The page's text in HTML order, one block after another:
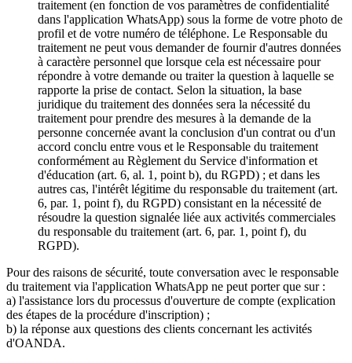
traitement (en fonction de vos paramètres de confidentialité
dans l'application WhatsApp) sous la forme de votre photo de
profil et de votre numéro de téléphone. Le Responsable du
traitement ne peut vous demander de fournir d'autres données
à caractère personnel que lorsque cela est nécessaire pour
répondre à votre demande ou traiter la question à laquelle se
rapporte la prise de contact. Selon la situation, la base
juridique du traitement des données sera la nécessité du
traitement pour prendre des mesures à la demande de la
personne concernée avant la conclusion d'un contrat ou d'un
accord conclu entre vous et le Responsable du traitement
conformément au Règlement du Service d'information et
d'éducation (art. 6, al. 1, point b), du RGPD) ; et dans les
autres cas, l'intérêt légitime du responsable du traitement (art.
6, par. 1, point f), du RGPD) consistant en la nécessité de
résoudre la question signalée liée aux activités commerciales
du responsable du traitement (art. 6, par. 1, point f), du
RGPD).
Pour des raisons de sécurité, toute conversation avec le responsable
du traitement via l'application WhatsApp ne peut porter que sur :
a) l'assistance lors du processus d'ouverture de compte (explication
des étapes de la procédure d'inscription) ;
b) la réponse aux questions des clients concernant les activités
d'OANDA.